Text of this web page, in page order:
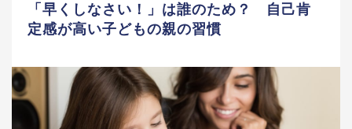
「早くしなさい！」は誰のため？ 自己肯
定感が高い子どもの親の習慣